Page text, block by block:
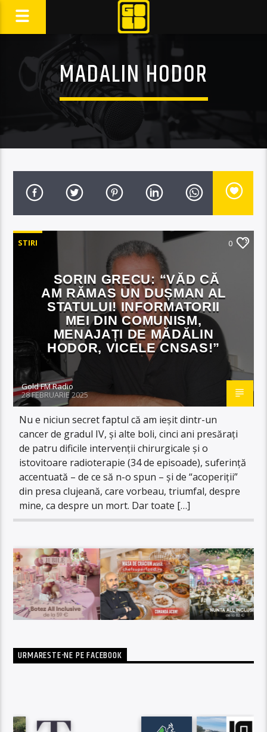
MADALIN HODOR
STIRI 0
SORIN GRECU: “VĂD CĂ
AM RĂMAS UN DUȘMAN AL
STATULUI! INFORMATORII
MEI DIN COMUNISM,
MENAJAȚI DE MĂDĂLIN
HODOR, VICELE CNSAS!”
Gold FM Radio
28 FEBRUARIE 2025
Nu e niciun secret faptul că am ieșit dintr-un
cancer de gradul IV, și alte boli, cinci ani presărați
de patru dificile intervenții chirurgicale și o
istovitoare radioterapie (34 de episoade), suferință
accentuată – de ce să n-o spun – și de “acoperiții”
din presa clujeană, care vorbeau, triumfal, despre
mine, ca despre un mort. Dar toate […]
URMARESTE-NE PE FACEBOOK